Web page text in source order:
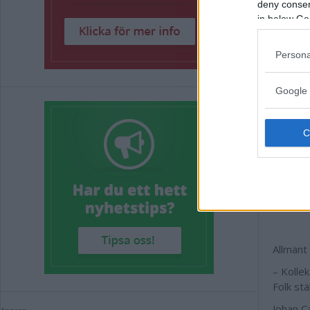
deny
in below
Google
ligger i
Johan
– Min
hårda
bidra
Johan
det
– Det
–
Folk